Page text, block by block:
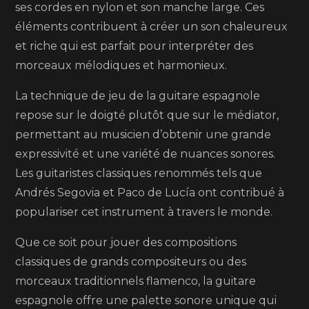
ses cordes en nylon et son manche large. Ces
éléments contribuent à créer un son chaleureux
et riche qui est parfait pour interpréter des
morceaux mélodiques et harmonieux.
La technique de jeu de la guitare espagnole
repose sur le doigté plutôt que sur le médiator,
permettant au musicien d’obtenir une grande
expressivité et une variété de nuances sonores.
Les guitaristes classiques renommés tels que
Andrés Segovia et Paco de Lucía ont contribué à
populariser cet instrument à travers le monde.
Que ce soit pour jouer des compositions
classiques de grands compositeurs ou des
morceaux traditionnels flamenco, la guitare
espagnole offre une palette sonore unique qui